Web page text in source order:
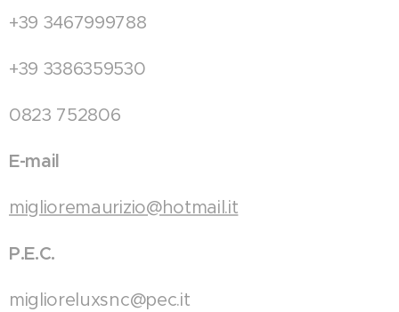
+39 3467999788
+39 3386359530
0823 752806
E-mail
miglioremaurizio@hotmail.it
P.E.C.
miglioreluxsnc@pec.it